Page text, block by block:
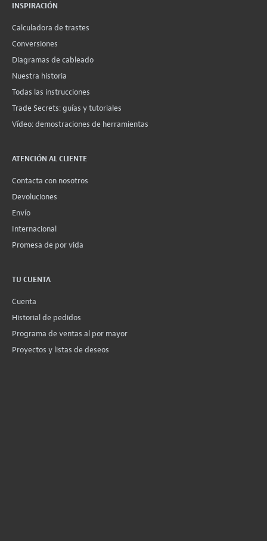
INSPIRACIÓN
Calculadora de trastes
Conversiones
Diagramas de cableado
Nuestra historia
Todas las instrucciones
Trade Secrets: guías y tutoriales
Vídeo: demostraciones de herramientas
ATENCIÓN AL CLIENTE
Contacta con nosotros
Devoluciones
Envío
Internacional
Promesa de por vida
TU CUENTA
Cuenta
Historial de pedidos
Programa de ventas al por mayor
Proyectos y listas de deseos